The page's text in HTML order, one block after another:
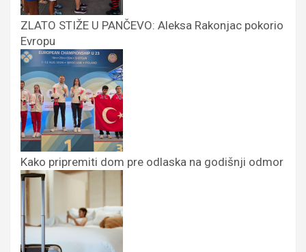
ZLATO STIŽE U PANČEVO: Aleksa Rakonjac pokorio
Evropu
Kako pripremiti dom pre odlaska na godišnji odmor